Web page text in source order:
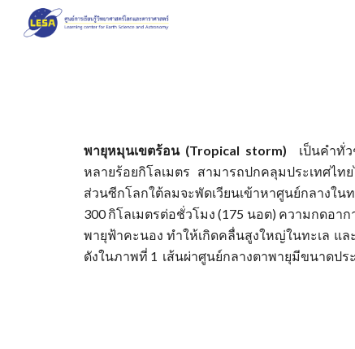
พายุหมุนเขตร้อน (Tropical storm)​ เป็นคำทั่ว
หลายร้อยกิโลเมตร สามารถปกคลุมประเทศไ
ส่วนซีกโลกใต้ลมจะพัดเวียนเข้าหาศูนย์กลางใน
300 กิโลเมตรต่อชั่วโมง (175 นอต) ความกดอ
พายุฟ้าคะนอง ทำให้เกิดคลื่นสูงใหญ่ในทะเล แ
ดังในภาพที่ 1 เส้นผ่าศูนย์กลางตาพายุมีขนาดป